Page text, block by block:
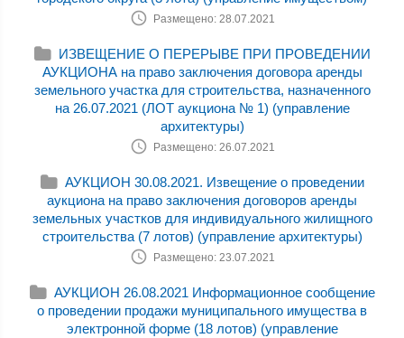
Размещено: 28.07.2021
ИЗВЕЩЕНИЕ О ПЕРЕРЫВЕ ПРИ ПРОВЕДЕНИИ
АУКЦИОНА на право заключения договора аренды
земельного участка для строительства, назначенного
на 26.07.2021 (ЛОТ аукциона № 1) (управление
архитектуры)
Размещено: 26.07.2021
АУКЦИОН 30.08.2021. Извещение о проведении
аукциона на право заключения договоров аренды
земельных участков для индивидуального жилищного
строительства (7 лотов) (управление архитектуры)
Размещено: 23.07.2021
АУКЦИОН 26.08.2021 Информационное сообщение
о проведении продажи муниципального имущества в
электронной форме (18 лотов) (управление